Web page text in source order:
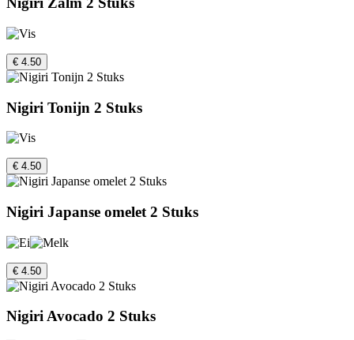
€ 4.50
Nigiri Tonijn 2 Stuks
€ 4.50
Nigiri Japanse omelet 2 Stuks
€ 4.50
Nigiri Avocado 2 Stuks